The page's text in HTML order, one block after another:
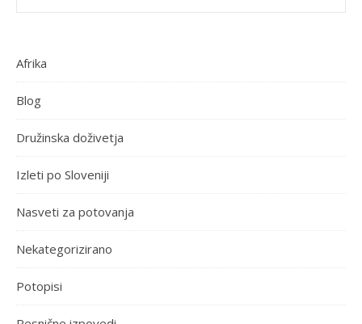
Afrika
Blog
Družinska doživetja
Izleti po Sloveniji
Nasveti za potovanja
Nekategorizirano
Potopisi